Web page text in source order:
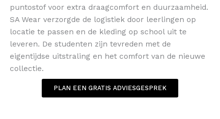
puntostof voor extra draagcomfort en duurzaamheid.
SA Wear verzorgde de logistiek door leerlingen op
locatie te passen en de kleding op school uit te
leveren. De studenten zijn tevreden met de
eigentijdse uitstraling en het comfort van de nieuwe
collectie.
PLAN EEN GRATIS ADVIESGESPREK